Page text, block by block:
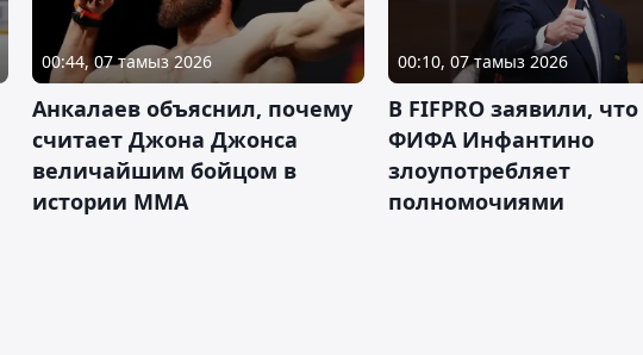
00:44, 07 тамыз 2026
Анкалаев объяснил, почему
считает Джона Джонса
величайшим бойцом в
истории ММА
00:10, 07 тамыз 2026
В FIFPRO заявили, что
ФИФА Инфантино
злоупотребляет
полномочиями